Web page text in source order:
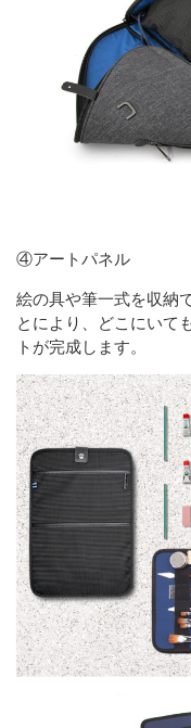
④アートパネル
絵の具や筆一式を収納
とにより、どこにいて
トが完成します。